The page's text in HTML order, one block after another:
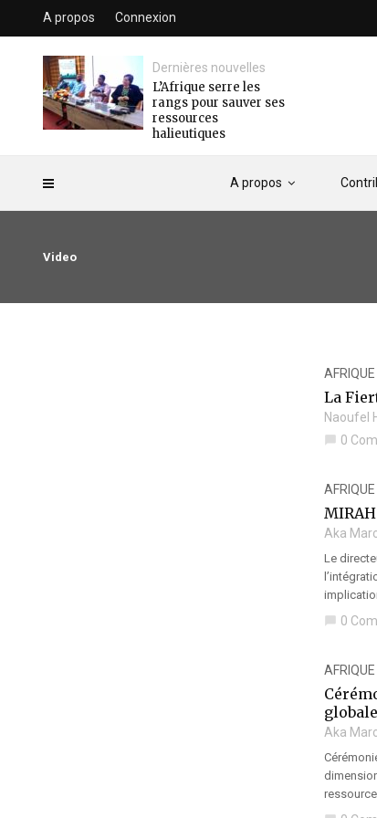
A propos
Dernières nouvelles
L’Afrique serre les
rangs pour sauver ses
ressources
halieutiques
A propos Connexion
Video
AFRIQUE
La
Naoufel
chat_bubble 0
AFRIQUE
Aka
Le
chat_bubble 0
AFRIQUE
Aka